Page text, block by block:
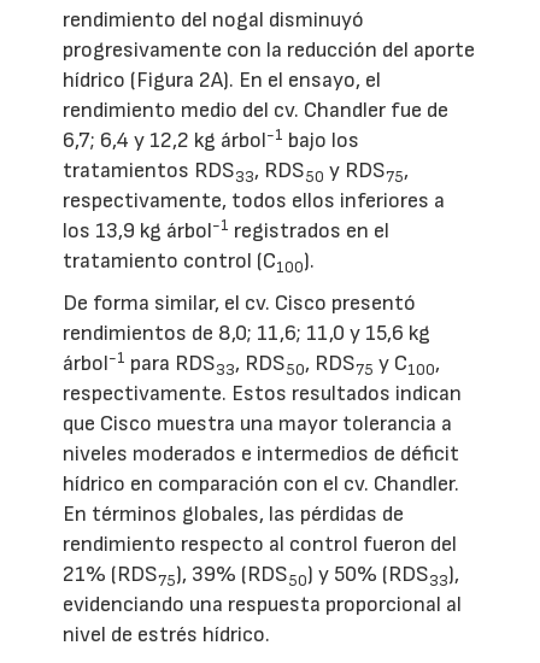
rendimiento del nogal disminuyó
progresivamente con la reducción del aporte
hídrico (Figura 2A). En el ensayo, el
rendimiento medio del cv. Chandler fue de
6,7; 6,4 y 12,2 kg árbol-1 bajo los
tratamientos RDS33, RDS50 y RDS75,
respectivamente, todos ellos inferiores a
los 13,9 kg árbol-1 registrados en el
tratamiento control (C100).
De forma similar, el cv. Cisco presentó
rendimientos de 8,0; 11,6; 11,0 y 15,6 kg
árbol-1 para RDS33, RDS50, RDS75 y C100,
respectivamente. Estos resultados indican
que Cisco muestra una mayor tolerancia a
niveles moderados e intermedios de déficit
hídrico en comparación con el cv. Chandler.
En términos globales, las pérdidas de
rendimiento respecto al control fueron del
21% (RDS75), 39% (RDS50) y 50% (RDS33),
evidenciando una respuesta proporcional al
nivel de estrés hídrico.